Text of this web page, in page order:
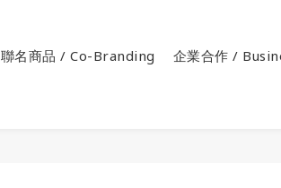
聯名商品 / Co-Branding 企業合作 /